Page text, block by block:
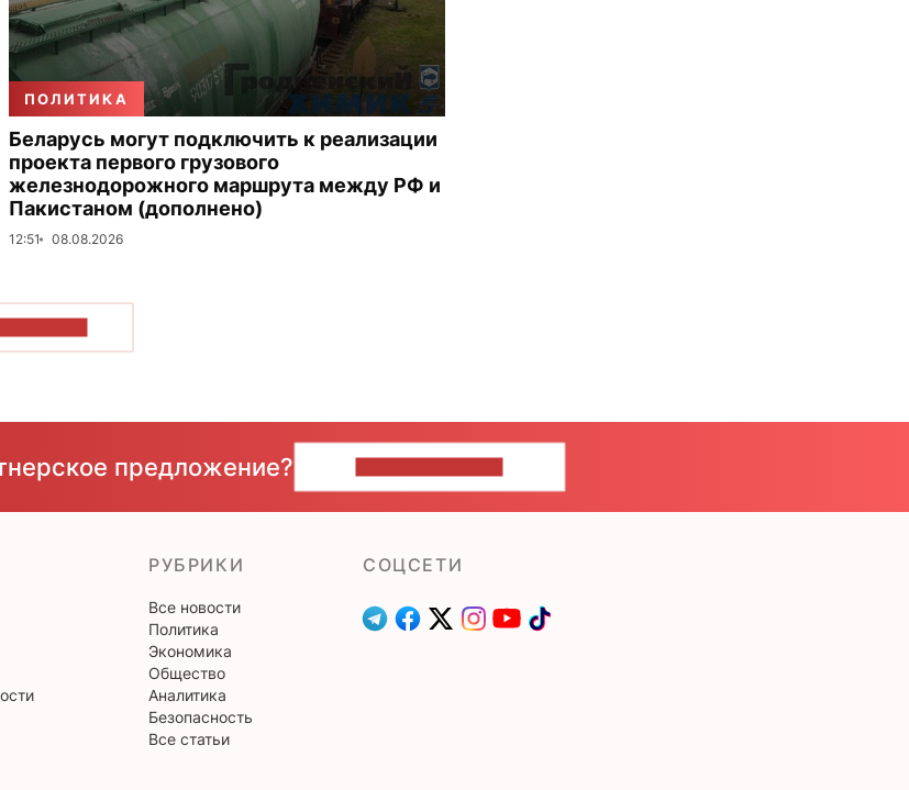
ПОЛИТИКА
Беларусь могут подключить к реализации
проекта первого грузового
железнодорожного маршрута между РФ и
Пакистаном (дополнено)
12:51 08.08.2026
предложение?
РУБРИКИ
Все новости
Политика
Экономика
Общество
Аналитика
Безопасность
Все статьи
CОЦСЕТИ